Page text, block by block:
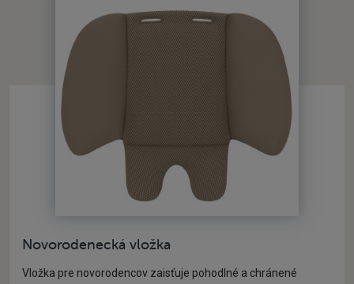
Novorodenecká vložka
Vložka pre novorodencov zaisťuje pohodlné a chránené